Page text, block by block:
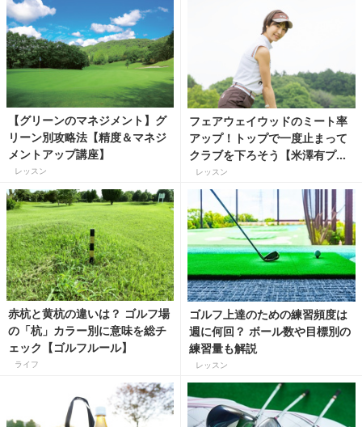
【グリーンのマネジメント】グ
リーン別攻略法【精度＆マネジ
メントアップ講座】
レッスン
フェアウェイウッドのミート率
アップ！トップで一度止まって
クラブを下ろそう【米澤有プロ
LESSON!】
レッスン
赤杭と黄杭の違いは？ ゴルフ場
の「杭」カラー別に意味を総チ
ェック【ゴルフルール】
ライフ
ゴルフ上達のための練習頻度は
週に何回？ ボール数や目標別の
練習量も解説
レッスン